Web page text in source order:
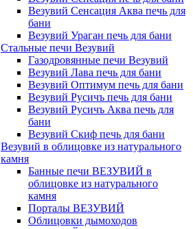
Везувий Сенсация Аква печь для
бани
Везувий Ураган печь для бани
Стальные печи Везувий
Газодровянные печи Везувий
Везувий Лава печь для бани
Везувий Оптимум печь для бани
Везувий Русичъ печь для бани
Везувий Русичъ Аква печь для
бани
Везувий Скиф печь для бани
Везувий в облицовке из натурального
камня
Банные печи ВЕЗУВИЙ в
облицовке из натурального
камня
Порталы ВЕЗУВИЙ
Облицовки дымоходов